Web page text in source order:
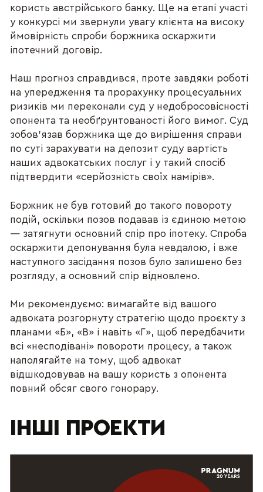
користь австрійського банку. Ще на етапі участі
у конкурсі ми звернули увагу клієнта на високу
ймовірність спроби боржника оскаржити
іпотечний договір.
Наш прогноз справдився, проте завдяки роботі
на упередження та прорахунку процесуальних
ризиків ми переконали суд у недобросовісності
опонента та необґрунтованості його вимог. Суд
зобов’язав боржника ще до вирішення справи
по суті зарахувати на депозит суду вартість
наших адвокатських послуг і у такий спосіб
підтвердити «серйозність своїх намірів».
Боржник не був готовий до такого повороту
подій, оскільки позов подавав із єдиною метою
— затягнути основний спір про іпотеку. Спроба
оскаржити депонування була невдалою, і вже
наступного засідання позов було залишено без
розгляду, а основний спір відновлено.
Ми рекомендуємо: вимагайте від вашого
адвоката розгорнуту стратегію щодо проєкту з
планами «Б», «В» і навіть «Г», щоб передбачити
всі «несподівані» повороти процесу, а також
наполягайте на тому, щоб адвокат
відшкодовував на вашу користь з опонента
повний обсяг свого гонорару.
ІНШІ ПРОЕКТИ